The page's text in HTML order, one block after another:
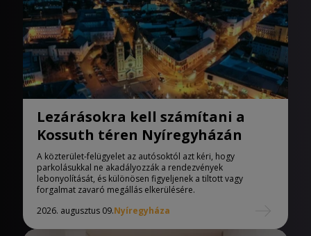
Lezárásokra kell számítani a
Kossuth téren Nyíregyházán
A közterület-felügyelet az autósoktól azt kéri, hogy
parkolásukkal ne akadályozzák a rendezvények
lebonyolítását, és különösen figyeljenek a tiltott vagy
forgalmat zavaró megállás elkerülésére.
2026. augusztus 09.Nyíregyháza